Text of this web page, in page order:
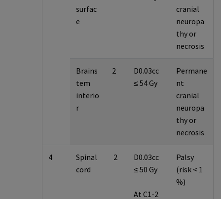
surfac
e
cranial
neuropa
thy or
necrosis
Brains
tem
interio
r
2
D0.03cc
≤ 54 Gy
Permane
nt
cranial
neuropa
thy or
necrosis
4
Spinal
cord
2
D0.03cc
≤ 50 Gy
At C1-2
Palsy
(risk < 1
%)